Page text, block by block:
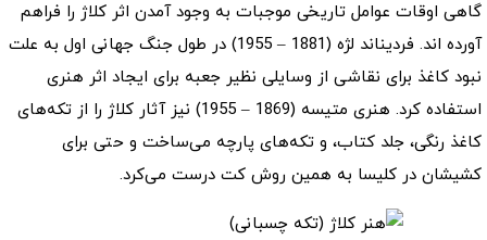
گاهی اوقات عوامل تاریخی موجبات به وجود آمدن اثر کلاژ را فراهم
آورده اند. فردیناند لژه (1881 – 1955) در طول جنگ جهانی اول به علت
نبود کاغذ برای نقاشی از وسایلی نظیر جعبه برای ایجاد اثر هنری
استفاده کرد. هنری متیسه (1869 – 1955) نیز آثار کلاژ را از تکه‌های
کاغذ رنگی، جلد کتاب، و تکه‌های پارچه می‌ساخت و حتی برای
کشیشان در کلیسا به همین روش کت درست می‌کرد.